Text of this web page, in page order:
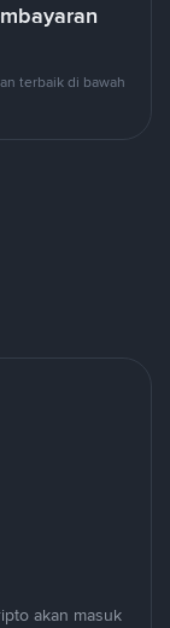
terbaik di bawah
akan masuk